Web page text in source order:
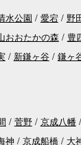
水公園 愛宕 野
おおたかの森 豊
新鎌ヶ谷 鎌ヶ
菅野 京成八幡
神 京成船橋 大